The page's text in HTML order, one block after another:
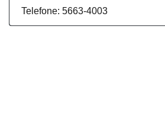
Telefone: 5663-4003